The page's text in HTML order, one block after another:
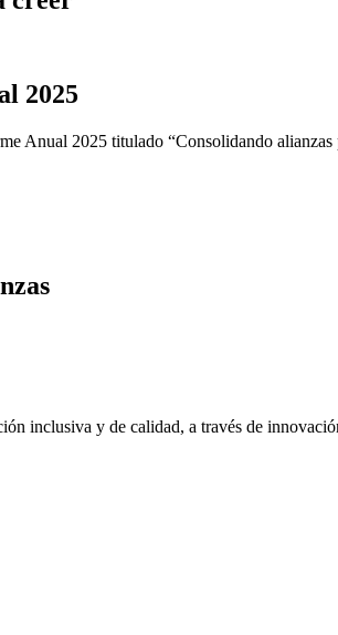
2025
Anual 2025 titulado “Consolidando alianzas
inclusiva y de calidad, a través de